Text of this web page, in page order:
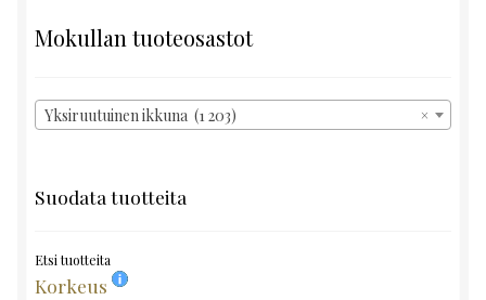
Mokullan tuoteosastot
×
Yksiruutuinen ikkuna (1 203)
Suodata tuotteita
Etsi tuotteita
Korkeus